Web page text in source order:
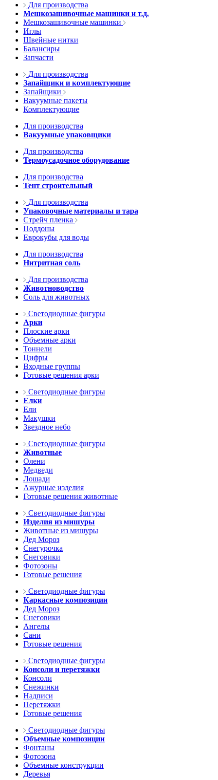
Для производства
Мешкозашивочные машинки и т.д.
Мешкозашивочные машинки
Иглы
Швейные нитки
Балансиры
Запчасти
Для производства
Запайщики и комплектующие
Запайщики
Вакуумные пакеты
Комплектующие
Для производства
Вакуумные упаковщики
Для производства
Термоусадочное оборудование
Для производства
Тент строительный
Для производства
Упаковочные материалы и тара
Стрейч пленка
Поддоны
Еврокубы для воды
Для производства
Нитритная соль
Для производства
Животноводство
Соль для животных
Светодиодные фигуры
Арки
Плоские арки
Объемные арки
Тоннели
Цифры
Входные группы
Готовые решения арки
Светодиодные фигуры
Елки
Ели
Макушки
Звездное небо
Светодиодные фигуры
Животные
Олени
Медведи
Лошади
Ажурные изделия
Готовые решения животные
Светодиодные фигуры
Изделия из мишуры
Животные из мишуры
Дед Мороз
Снегурочка
Снеговики
Фотозоны
Готовые решения
Светодиодные фигуры
Каркасные композиции
Дед Мороз
Снеговики
Ангелы
Сани
Готовые решения
Светодиодные фигуры
Консоли и перетяжки
Консоли
Снежинки
Надписи
Перетяжки
Готовые решения
Светодиодные фигуры
Объемные композиции
Фонтаны
Фотозона
Объемные конструкции
Деревья